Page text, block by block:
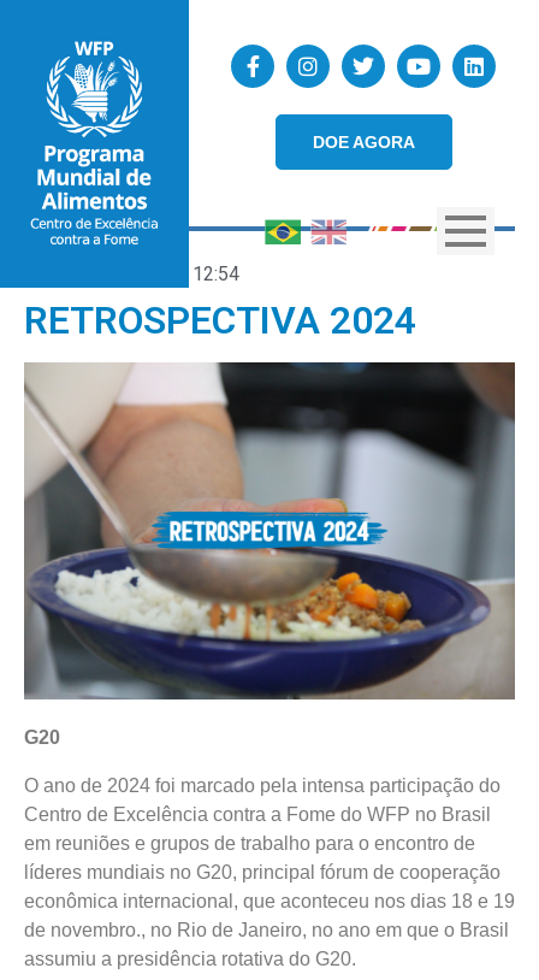
DOE AGORA
12:54
RETROSPECTIVA 2024
G20
O ano de 2024 foi marcado pela intensa participação do
Centro de Excelência contra a Fome do WFP no Brasil
em reuniões e grupos de trabalho para o encontro de
líderes mundiais no G20, principal fórum de cooperação
econômica internacional, que aconteceu nos dias 18 e 19
de novembro., no Rio de Janeiro, no ano em que o Brasil
assumiu a presidência rotativa do G20.